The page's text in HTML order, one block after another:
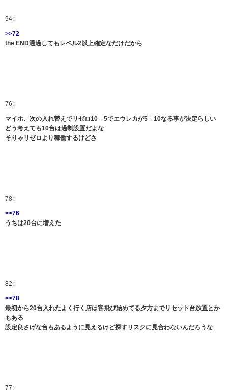
94:
>>72
the END通過してもレベル2以上確定なだけだから
76:
マイホ、次の入れ替えでリゼロ10→5でエウレカが5→10なる事が決定らしい
どう考えても10台は過剰設置だよな
そりゃリゼロより稼働するけどさ
78:
>>76
うちは20台に増えた
82:
>>78
最初から20台入れたよく行く店は客飛び始めてる夕方までリセット台放置とか
もある
設定良さげな台もあるように見えるけど探すリスクに見合わないんだろうな
77: